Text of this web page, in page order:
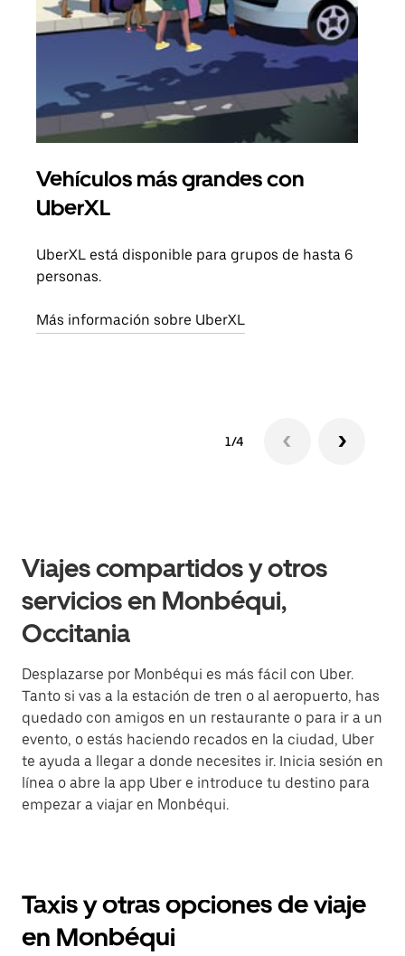
Vehículos más grandes con
UberXL
UberXL está disponible para grupos de hasta 6
personas.
Más información sobre UberXL
1/4
Viajes compartidos y otros
servicios en Monbéqui,
Occitania
Desplazarse por Monbéqui es más fácil con Uber.
Tanto si vas a la estación de tren o al aeropuerto, has
quedado con amigos en un restaurante o para ir a un
evento, o estás haciendo recados en la ciudad, Uber
te ayuda a llegar a donde necesites ir. Inicia sesión en
línea o abre la app Uber e introduce tu destino para
empezar a viajar en Monbéqui.
Taxis y otras opciones de viaje
en Monbéqui